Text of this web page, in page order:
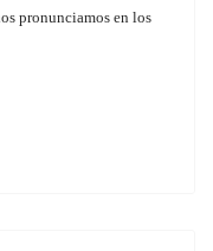
pronunciamos en los